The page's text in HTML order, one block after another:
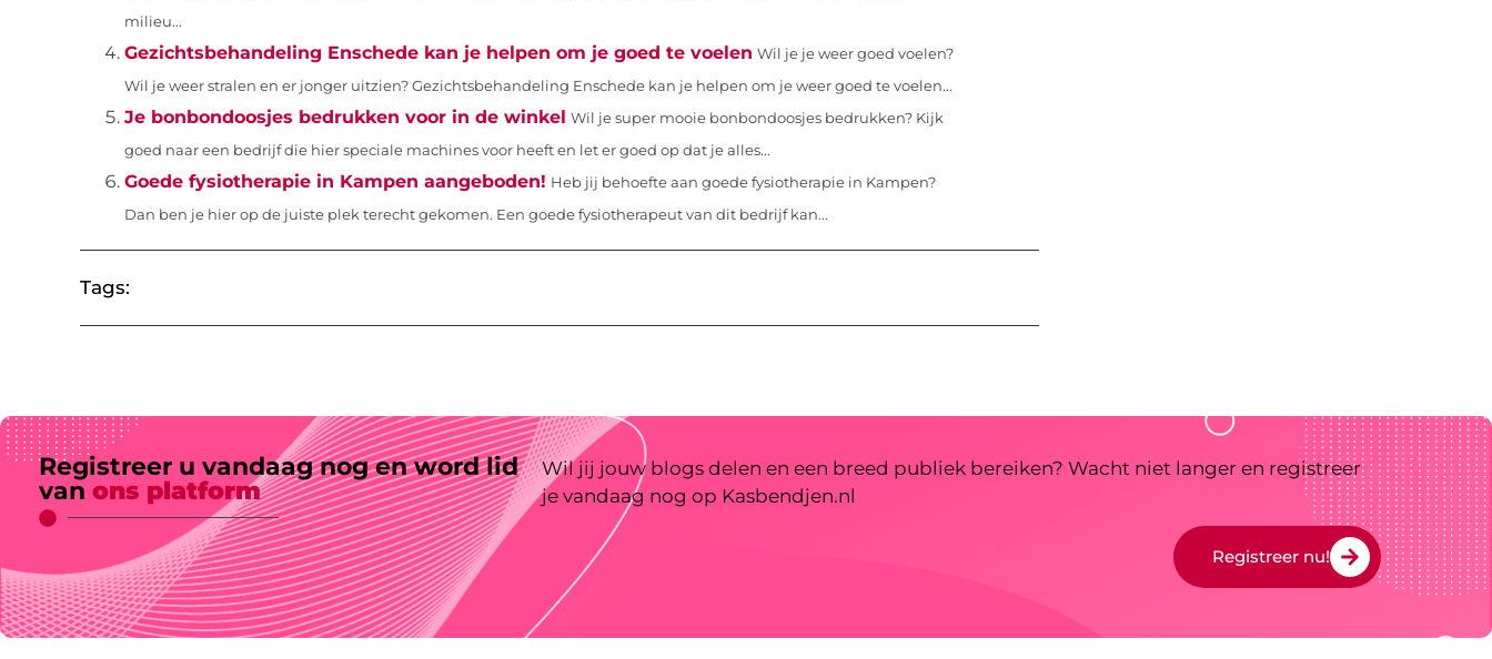
milieu...
Gezichtsbehandeling Enschede kan je helpen om je goed te voelen Wil je je weer goed voelen?
Wil je weer stralen en er jonger uitzien? Gezichtsbehandeling Enschede kan je helpen om je weer goed te voelen...
Je bonbondoosjes bedrukken voor in de winkel Wil je super mooie bonbondoosjes bedrukken? Kijk
goed naar een bedrijf die hier speciale machines voor heeft en let er goed op dat je alles...
Goede fysiotherapie in Kampen aangeboden! Heb jij behoefte aan goede fysiotherapie in Kampen?
Dan ben je hier op de juiste plek terecht gekomen. Een goede fysiotherapeut van dit bedrijf kan...
Tags:
Registreer u vandaag nog en word lid
van ons platform
Wil jij jouw blogs delen en een breed publiek bereiken? Wacht niet langer en registreer
je vandaag nog op Kasbendjen.nl
Registreer nu!